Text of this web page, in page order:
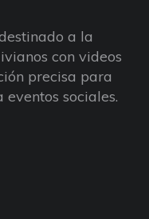
a la
con videos
precisa para
sociales.